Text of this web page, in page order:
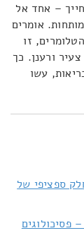
– אחד אל
אומרים
זו
ורענן. כך
עשו
ספציפי של
פסיכולוגים